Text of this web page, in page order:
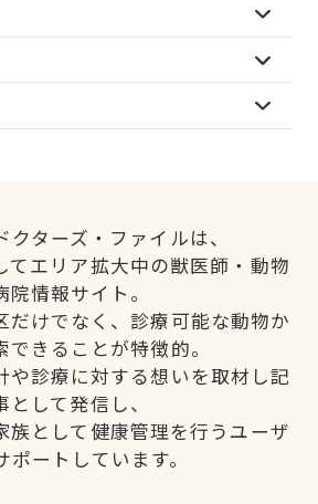
クターズ・ファイルは、
てエリア拡大中の獣医師・動物
院情報サイト。
だけでなく、診療可能な動物か
できることが特徴的。
や診療に対する想いを取材し記
として発信し、
族として健康管理を行うユーザ
ポートしています。